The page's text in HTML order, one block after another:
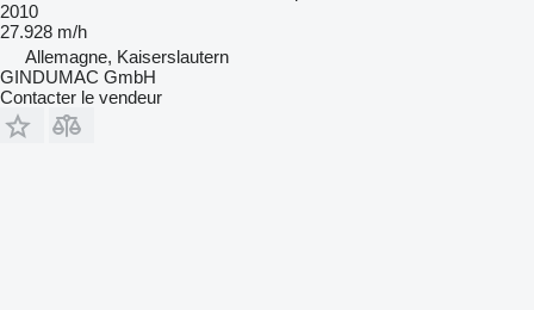
2010
27.928 m/h
Allemagne, Kaiserslautern
GINDUMAC GmbH
Contacter le vendeur